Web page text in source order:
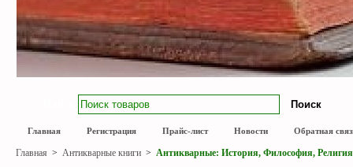
Главная Регистрация Прайс-лист Новости Обратная
Главная > Антикварные книги > Антикварные: История, Философия, Религия